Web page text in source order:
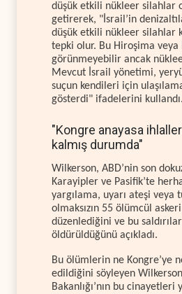
düşük etkili nükleer silahlar
getirerek, "İsrail’in
düşük etkili nükleer silahlar
tepki olur. Bu Hiroşima veya
görünmeyebilir ancak
Mevcut İsrail yönetimi,
suçun kendileri için
gösterdi" ifadelerini kullandı.
"Kongre anayasa
kalmış durumda"
Wilkerson, ABD’nin son
Karayipler ve Pasifik’te
yargılama, uyarı ateşi veya
olmaksızın 55 ölümcül
düzenlediğini ve bu
öldürüldüğünü açıkladı.
Bu ölümlerin ne Kongre’ye
edildiğini söyleyen
Bakanlığı’nın bu cinayetleri